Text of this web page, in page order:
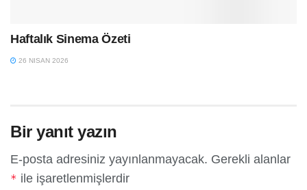
Haftalık Sinema Özeti
26 NISAN 2026
Bir yanıt yazın
E-posta adresiniz yayınlanmayacak. Gerekli alanlar
* ile işaretlenmişlerdir